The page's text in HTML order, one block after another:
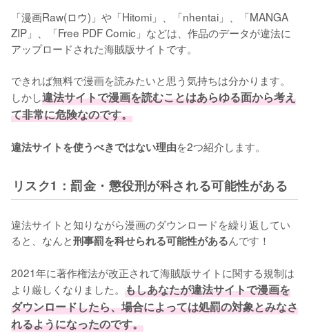
「漫画Raw(ロウ)」や「Hitomi」、「nhentai」、「MANGA
ZIP」、「Free PDF Comic」などは、作品のデータが違法に
アップロードされた海賊版サイトです。
できれば無料で漫画を読みたいと思う気持ちは分かります。
しかし違法サイトで漫画を読むことはあらゆる面から考え
て非常に危険なのです。
違法サイトを使うべきではない理由を2つ紹介します。
リスク1：罰金・懲役刑が科される可能性がある
違法サイトと知りながら漫画のダウンロードを繰り返してい
ると、なんと刑事罰を科せられる可能性があるんです！
2021年に著作権法が改正されて海賊版サイトに関する規制は
より厳しくなりました。 もしあなたが違法サイトで漫画を
ダウンロードしたら、場合によっては処罰の対象とみなさ
れるようになったのです。